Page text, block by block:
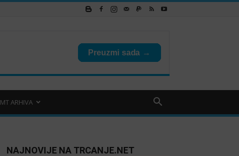
MT ARHIVA
NAJNOVIJE NA TRCANJE.NET